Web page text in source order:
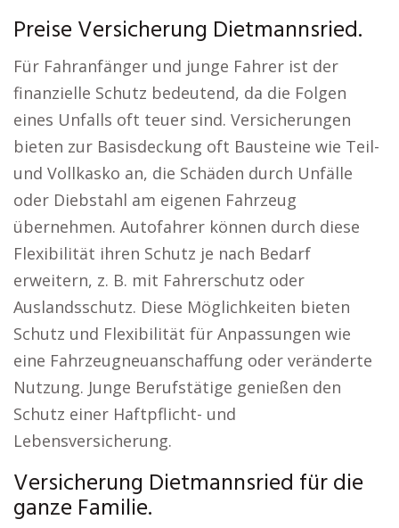
Preise Versicherung Dietmannsried.
Für Fahranfänger und junge Fahrer ist der
finanzielle Schutz bedeutend, da die Folgen
eines Unfalls oft teuer sind. Versicherungen
bieten zur Basisdeckung oft Bausteine wie Teil-
und Vollkasko an, die Schäden durch Unfälle
oder Diebstahl am eigenen Fahrzeug
übernehmen. Autofahrer können durch diese
Flexibilität ihren Schutz je nach Bedarf
erweitern, z. B. mit Fahrerschutz oder
Auslandsschutz. Diese Möglichkeiten bieten
Schutz und Flexibilität für Anpassungen wie
eine Fahrzeugneuanschaffung oder veränderte
Nutzung. Junge Berufstätige genießen den
Schutz einer Haftpflicht- und
Lebensversicherung.
Versicherung Dietmannsried für die
ganze Familie.